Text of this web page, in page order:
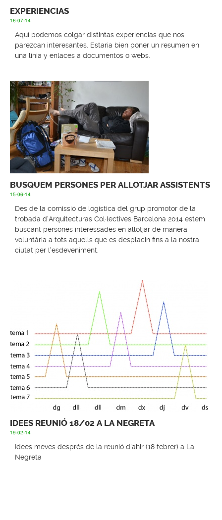
EXPERIENCIAS
16-07-14
Aquí podemos colgar distintas experiencias que nos
parezcan interesantes. Estaria bien poner un resumen en
una línia y enlaces a documentos o webs.
BUSQUEM PERSONES PER ALLOTJAR ASSISTENTS
15-06-14
Des de la comissió de logística del grup promotor de la
trobada d'Arquitecturas Col·lectives Barcelona 2014 estem
buscant persones interessades en allotjar de manera
voluntària a tots aquells que es desplacin fins a la nostra
ciutat per l'esdeveniment.
IDEES REUNIÓ 18/02 A LA NEGRETA
19-02-14
Idees meves després de la reunió d'ahir (18 febrer) a La
Negreta